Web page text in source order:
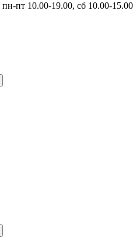
пн-пт 10.00-19.00, сб 10.00-15.00